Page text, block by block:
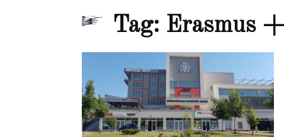
Tag: Erasmus